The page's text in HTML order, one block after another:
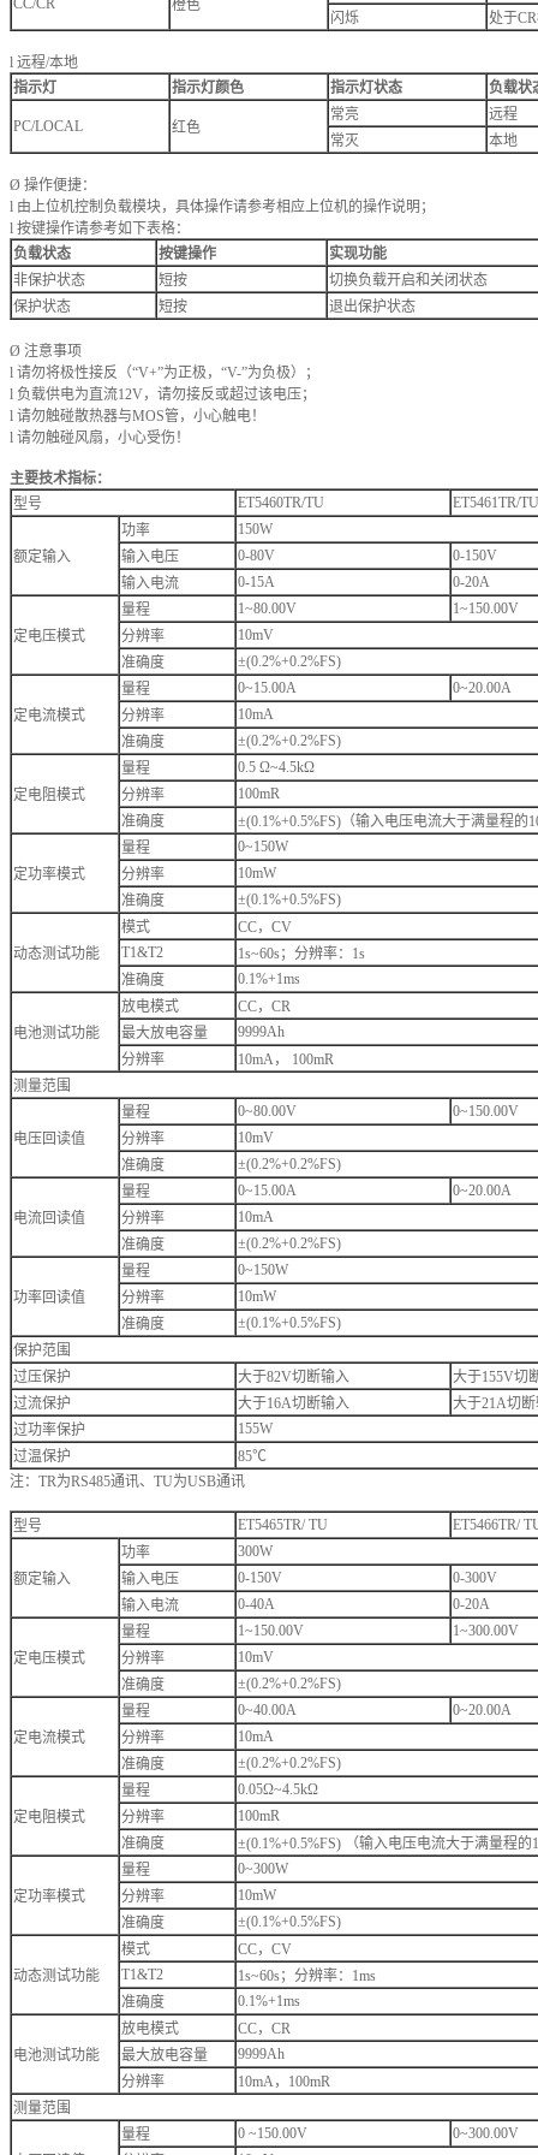
CC/CR 橙色
闪烁
处于
l 远程/本地
指示灯
指示灯颜色 指示灯状态 负载状
PC/LOCAL 红色
常亮
远程
常灭
本地
Ø 操作便捷：
l 由上位机控制负载模块，具体操作请参考相应上位机的操作说明；
l 按键操作请参考如下表格：
负载状态
按键操作
实现功能
非保护状态
短按
切换负载开启和关闭状态
保护状态
短按 退出保护状态
Ø 注意事项
l 请勿将极性接反（“V+”为正极，“V-”为负极）；
l 负载供电为直流12V，请勿接反或超过该电压；
l 请勿触碰散热器与MOS管，小心触电！
l 请勿触碰风扇，小心受伤！
主要技术指标：
型号
ET5460TR/TU ET5461TR/TU
额定输入
功率
150W
输入电压
0-80V
0-150V
输入电流
0-15A 0-20A
定电压模式
量程 1~80.00V
1~150.00V
分辨率
10mV
准确度
±(0.2%+0.2%FS)
定电流模式
量程 0~15.00A
0~20.00A
分辨率
10mA
准确度
±(0.2%+0.2%FS)
定电阻模式
量程
0.5 Ω~4.5kΩ
分辨率
100mR
准确度
±(0.1%+0.5%FS)（输入电压电流大于满量程的
定功率模式
量程
0~150W
分辨率
10mW
准确度
±(0.1%+0.5%FS)
动态测试功能
模式
CC，CV
T1&T2
1s~60s；分辨率：1s
准确度
0.1%+1ms
电池测试功能
放电模式
CC，CR
最大放电容量
9999Ah
分辨率
10mA， 100mR
测量范围
电压回读值
量程 0~80.00V
0~150.00V
分辨率
10mV
准确度
±(0.2%+0.2%FS)
电流回读值
量程 0~15.00A
0~20.00A
分辨率
10mA
准确度
±(0.2%+0.2%FS)
功率回读值
量程
0~150W
分辨率
10mW
准确度
±(0.1%+0.5%FS)
保护范围
过压保护
大于82V切断输入
大于155V切
过流保护
大于16A切断输入
大于21A切
过功率保护
155W
过温保护
85℃
注：TR为RS485通讯、TU为USB通讯
型号 ET5465TR/ TU ET5466TR/
额定输入
功率
300W
输入电压
0-150V
0-300V
输入电流
0-40A 0-20A
定电压模式
量程 1~150.00V
1~300.00V
分辨率
10mV
准确度
±(0.2%+0.2%FS)
定电流模式
量程 0~40.00A
0~20.00A
分辨率
10mA
准确度
±(0.2%+0.2%FS)
定电阻模式
量程
0.05Ω~4.5kΩ
分辨率
100mR
准确度
±(0.1%+0.5%FS) （输入电压电流大于满量程的
定功率模式
量程
0~300W
分辨率
10mW
准确度
±(0.1%+0.5%FS)
动态测试功能
模式
CC，CV
T1&T2
1s~60s；分辨率：1ms
准确度
0.1%+1ms
电池测试功能
放电模式
CC，CR
最大放电容量
9999Ah
分辨率
10mA，100mR
测量范围
量程 0 ~150.00V
0~300.00V